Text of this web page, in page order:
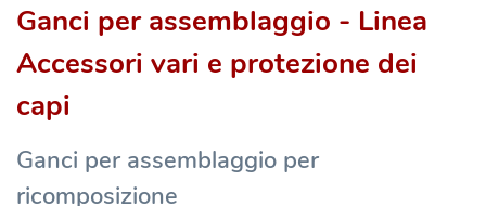
Ganci per assemblaggio - Linea
Accessori vari e protezione dei
capi
Ganci per assemblaggio per
ricomposizione